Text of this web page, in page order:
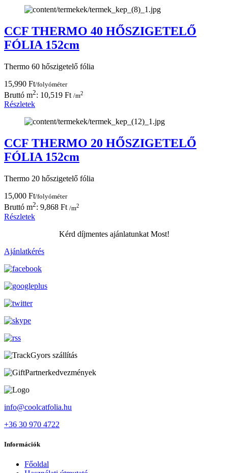
CCF THERMO 40 HŐSZIGETELŐ
FÓLIA 152cm
Thermo 60 hőszigetelő fólia
15,990 Ft/folyóméter
Bruttó m2: 10,519 Ft /m2
Részletek
CCF THERMO 20 HŐSZIGETELŐ
FÓLIA 152cm
Thermo 20 hőszigetelő fólia
15,000 Ft/folyóméter
Bruttó m2: 9,868 Ft /m2
Részletek
Kérd díjmentes ajánlatunkat Most!
Ajánlatkérés
Gyors szállítás
Partnerkedvezmények
info@coolcatfolia.hu
+36 30 970 4722
Információk
Főoldal